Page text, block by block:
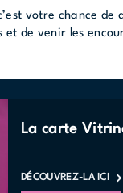
votre chance de
et de venir les
La carte
DÉCOUVREZ-LA ICI